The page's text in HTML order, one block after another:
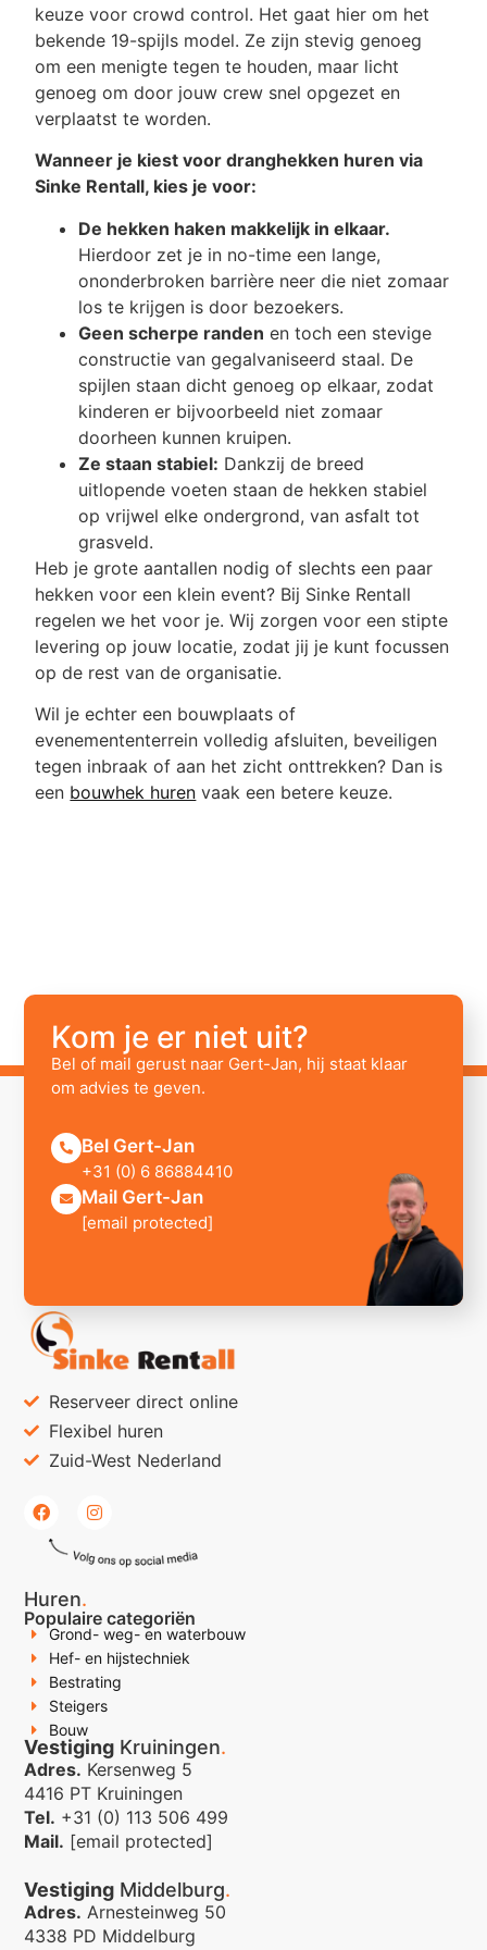
keuze voor crowd control. Het gaat hier om het
bekende 19-spijls model. Ze zijn stevig genoeg
om een menigte tegen te houden, maar licht
genoeg om door jouw crew snel opgezet en
verplaatst te worden.
Wanneer je kiest voor dranghekken huren via
Sinke Rentall, kies je voor:
De hekken haken makkelijk in elkaar.
Hierdoor zet je in no-time een lange,
ononderbroken barrière neer die niet zomaar
los te krijgen is door bezoekers.
Geen scherpe randen en toch een stevige
constructie van gegalvaniseerd staal. De
spijlen staan dicht genoeg op elkaar, zodat
kinderen er bijvoorbeeld niet zomaar
doorheen kunnen kruipen.
Ze staan stabiel: Dankzij de breed
uitlopende voeten staan de hekken stabiel
op vrijwel elke ondergrond, van asfalt tot
grasveld.
Heb je grote aantallen nodig of slechts een paar
hekken voor een klein event? Bij Sinke Rentall
regelen we het voor je. Wij zorgen voor een stipte
levering op jouw locatie, zodat jij je kunt focussen
op de rest van de organisatie.
Wil je echter een bouwplaats of
evenemententerrein volledig afsluiten, beveiligen
tegen inbraak of aan het zicht onttrekken? Dan is
een bouwhek huren vaak een betere keuze.
Reserveer direct online
Flexibel huren
Zuid-West Nederland
Huren.
Populaire categoriën
Grond- weg- en waterbouw
Hef- en hijstechniek
Bestrating
Steigers
Bouw
Vestiging Kruiningen.
Adres. Kersenweg 5
4416 PT Kruiningen
Tel. +31 (0) 113 506 499
Mail. [email protected]
Vestiging Middelburg.
Adres. Arnesteinweg 50
4338 PD Middelburg
Kom je er niet uit?
Bel of mail gerust naar Gert-Jan, hij staat klaar
om advies te geven.
Bel Gert-Jan
+31 (0) 6 86884410
Mail Gert-Jan
[email protected]